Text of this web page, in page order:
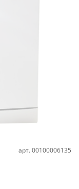
арт. 00100006135